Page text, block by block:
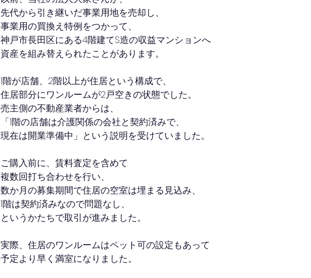
先代から引き継いだ事業用地を売却し、
事業用の買換え特例をつかって、
神戸市長田区にある4階建てS造の収益マンションへ
資産を組み替えられたことがあります。
1階が店舗、2階以上が住居という構成で、
住居部分にワンルームが2戸空きの状態でした。
売主側の不動産業者からは、
「1階の店舗は介護関係の会社と契約済みで、
現在は開業準備中」という説明を受けていました。
ご購入前に、賃料査定を含めて
複数回打ち合わせを行い、
数か月の募集期間で住居の空室は埋まる見込み、
1階は契約済みなので問題なし、
というかたちで取引が進みました。
実際、住居のワンルームはペット可の設定もあって
予定より早く満室になりました。